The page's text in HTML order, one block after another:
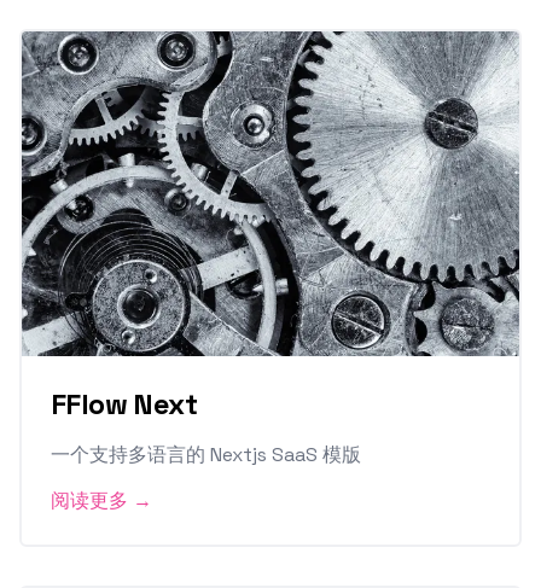
FFlow Next
一个支持多语言的 Nextjs SaaS 模版
阅读更多 →